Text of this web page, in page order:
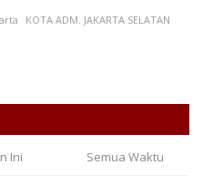
KOTA ADM. JAKARTA SELATAN
Ini Semua Waktu